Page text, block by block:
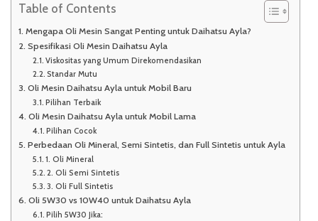
Table of Contents
Mengapa Oli Mesin Sangat Penting untuk Daihatsu Ayla?
Spesifikasi Oli Mesin Daihatsu Ayla
Viskositas yang Umum Direkomendasikan
Standar Mutu
Oli Mesin Daihatsu Ayla untuk Mobil Baru
Pilihan Terbaik
Oli Mesin Daihatsu Ayla untuk Mobil Lama
Pilihan Cocok
Perbedaan Oli Mineral, Semi Sintetis, dan Full Sintetis untuk Ayla
1. Oli Mineral
2. Oli Semi Sintetis
3. Oli Full Sintetis
Oli 5W30 vs 10W40 untuk Daihatsu Ayla
Pilih 5W30 Jika: